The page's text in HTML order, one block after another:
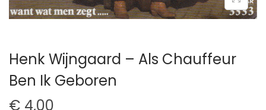
Henk Wijngaard – Als Chauffeur
Ben Ik Geboren
€ 4,00